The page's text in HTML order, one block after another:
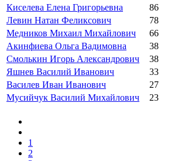
Киселева Елена Григорьевна
86
Левин Натан Феликсович
78
Медников Михаил Михайлович
66
Акинфиева Ольга Вадимовна
38
Смолькин Игорь Александрович
38
Яшнев Василий Иванович
33
Василев Иван Иванович
27
Мусийчук Василий Михайлович
23
1
2